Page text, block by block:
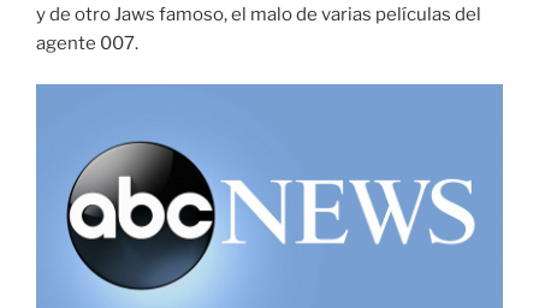
y de otro Jaws famoso, el malo de varias películas del
agente 007.